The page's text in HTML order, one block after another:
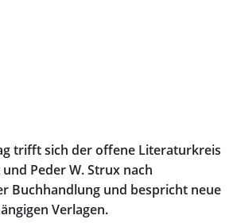
trifft sich der offene Literaturkreis
Peder W. Strux nach
Buchhandlung und bespricht neue
Verlagen.